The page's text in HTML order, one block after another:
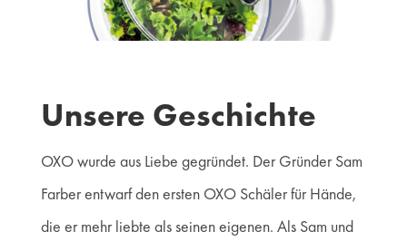
Unsere Geschichte
OXO wurde aus Liebe gegründet. Der Gründer Sam
Farber entwarf den ersten OXO Schäler für Hände,
die er mehr liebte als seinen eigenen. Als Sam und